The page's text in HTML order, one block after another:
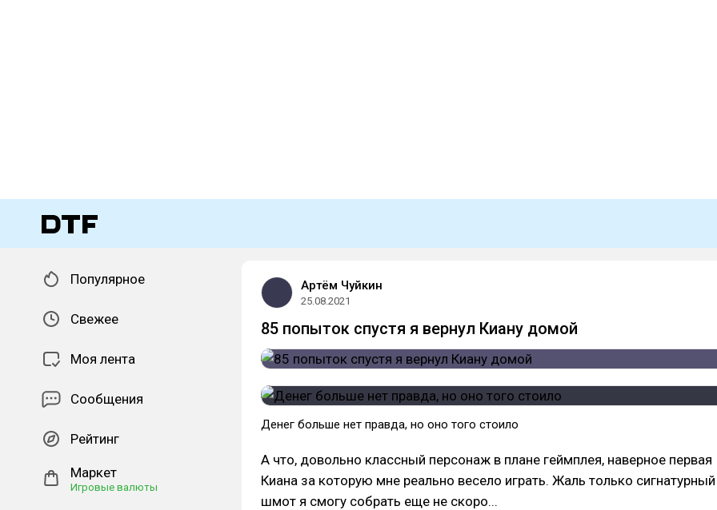
Популярное
Свежее
Моя лента
Сообщения
Рейтинг
Маркет
Игровые валюты
Артём Чуйкин
25.08.2021
85 попыток спустя я вернул Киану домой
Денег больше нет правда, но оно того стоило
А что, довольно классный персонаж в плане геймплея, наверное первая
Киана за которую мне реально весело играть. Жаль только сигнатурный
шмот я смогу собрать еще не скоро...